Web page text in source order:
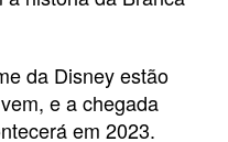
da Disney estão
e a chegada
em 2023.